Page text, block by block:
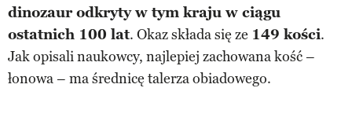
dinozaur odkryty w tym kraju w ciągu
ostatnich 100 lat. Okaz składa się ze 149 kości.
Jak opisali naukowcy, najlepiej zachowana kość –
łonowa – ma średnicę talerza obiadowego.